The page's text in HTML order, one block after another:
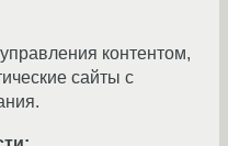
контентом,
сайты с